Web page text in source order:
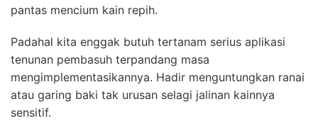
pantas mencium kain repih.
Padahal kita enggak butuh tertanam serius aplikasi
tenunan pembasuh terpandang masa
mengimplementasikannya. Hadir menguntungkan ranai
atau garing baki tak urusan selagi jalinan kainnya
sensitif.